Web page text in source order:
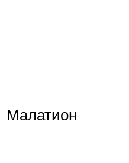
Малатион